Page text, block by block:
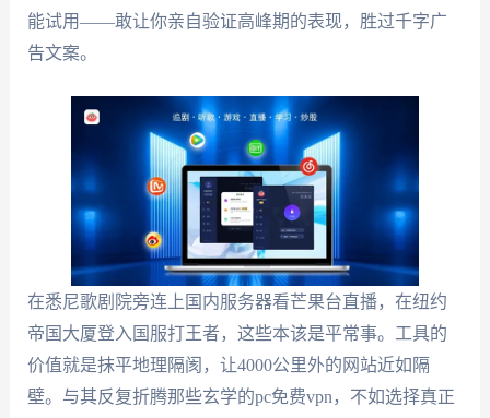
能试用——敢让你亲自验证高峰期的表现，胜过千字广
告文案。
在悉尼歌剧院旁连上国内服务器看芒果台直播，在纽约
帝国大厦登入国服打王者，这些本该是平常事。工具的
价值就是抹平地理隔阂，让4000公里外的网站近如隔
壁。与其反复折腾那些玄学的pc免费vpn，不如选择真正